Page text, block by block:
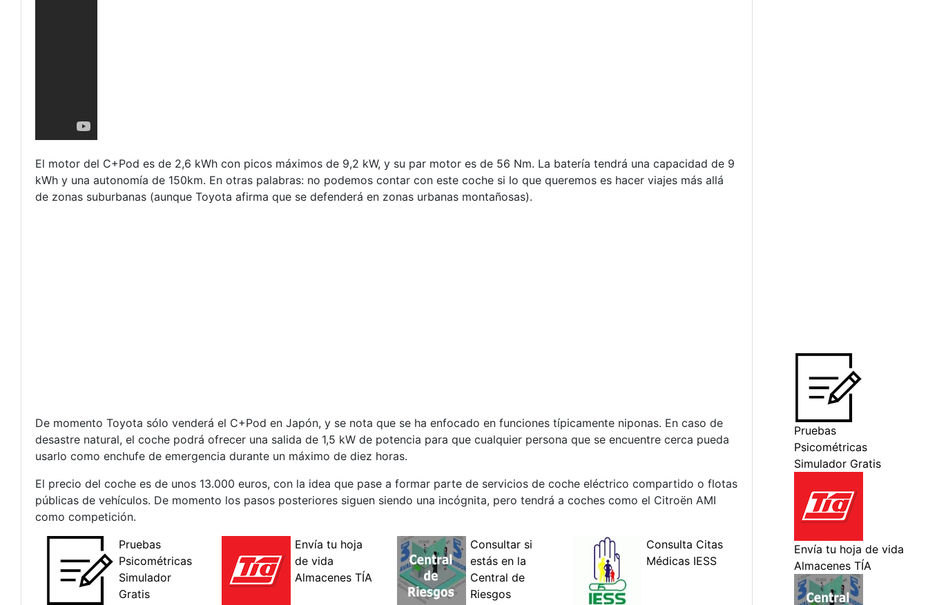
El motor del C+Pod es de 2,6 kWh con picos máximos de 9,2 kW, y su par motor es de 56 Nm. La batería tendrá una capacidad de 9
kWh y una autonomía de 150km. En otras palabras: no podemos contar con este coche si lo que queremos es hacer viajes más allá
de zonas suburbanas (aunque Toyota afirma que se defenderá en zonas urbanas montañosas).
De momento Toyota sólo venderá el C+Pod en Japón, y se nota que se ha enfocado en funciones típicamente niponas. En caso de
desastre natural, el coche podrá ofrecer una salida de 1,5 kW de potencia para que cualquier persona que se encuentre cerca pueda
usarlo como enchufe de emergencia durante un máximo de diez horas.
El precio del coche es de unos 13.000 euros, con la idea que pase a formar parte de servicios de coche eléctrico compartido o flotas
públicas de vehículos. De momento los pasos posteriores siguen siendo una incógnita, pero tendrá a coches como el Citroën AMI
como competición.